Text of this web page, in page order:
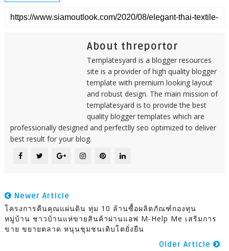
About threportor
Templatesyard is a blogger resources
site is a provider of high quality blogger
template with premium looking layout
and robust design. The main mission of
templatesyard is to provide the best
quality blogger templates which are
professionally designed and perfectlly seo optimized to deliver
best result for your blog.
Newer Article
โครงการคืนคุณแผ่นดิน ทุ่ม 10 ล้านซื้อผลิตภัณฑ์กองทุน
หมู่บ้าน ชาวบ้านแห่ขายสินค้าผ่านแอฟ M-Help Me เสริมการ
ขาย ขยายตลาด หนุนชุมชนเติบโตยั่งยืน
Older Article